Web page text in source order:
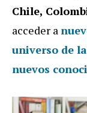
Chile,
acceder a
universo de
nuevos